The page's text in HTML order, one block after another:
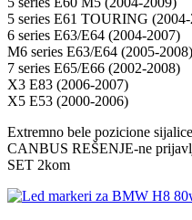
5 series E61 TOURING
6 series E63/E64 (2004-2007)
M6 series E63/E64 (2005-2008)
7 series E65/E66 (2002-2008)
X3 E83 (2006-2007)
X5 E53 (2000-2006)
Extremno bele pozicione
CANBUS REŠENJE-ne
SET 2kom